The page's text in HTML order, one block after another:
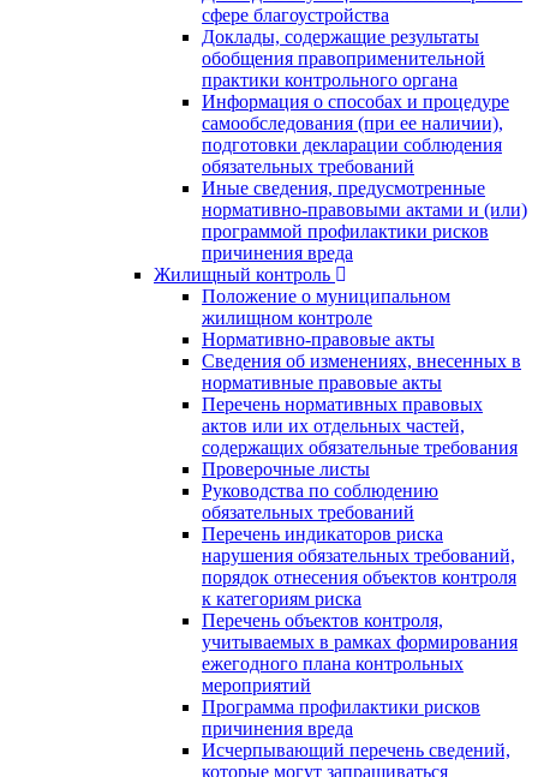
сфере благоустройства
Доклады, содержащие результаты
обобщения правоприменительной
практики контрольного органа
Информация о способах и процедуре
самообследования (при ее наличии),
подготовки декларации соблюдения
обязательных требований
Иные сведения, предусмотренные
нормативно-правовыми актами и (или)
программой профилактики рисков
причинения вреда
Жилищный контроль
Положение о муниципальном
жилищном контроле
Нормативно-правовые акты
Сведения об изменениях, внесенных в
нормативные правовые акты
Перечень нормативных правовых
актов или их отдельных частей,
содержащих обязательные требования
Проверочные листы
Руководства по соблюдению
обязательных требований
Перечень индикаторов риска
нарушения обязательных требований,
порядок отнесения объектов контроля
к категориям риска
Перечень объектов контроля,
учитываемых в рамках формирования
ежегодного плана контрольных
мероприятий
Программа профилактики рисков
причинения вреда
Исчерпывающий перечень сведений,
которые могут запрашиваться